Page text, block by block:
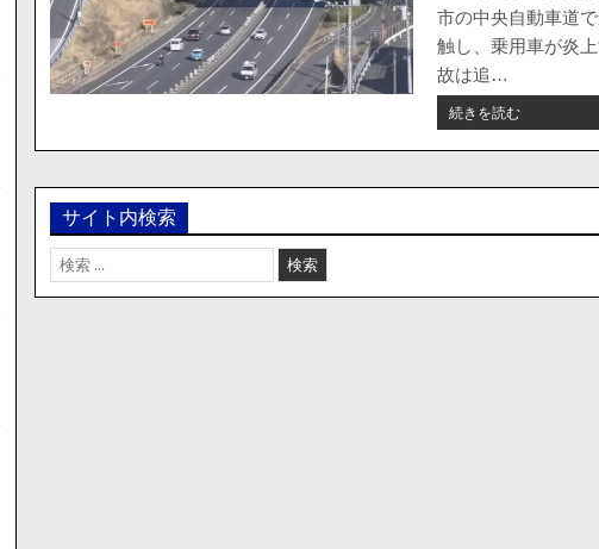
市の中央自動車道
触し、乗用車が炎
故は追…
続きを読む【国
内・
動
サイト内検索
検
索: